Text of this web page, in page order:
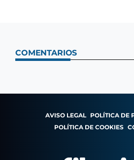
COMENTARIOS
AVISO LEGAL POLÍTICA DE
POLÍTICA DE COOKIES